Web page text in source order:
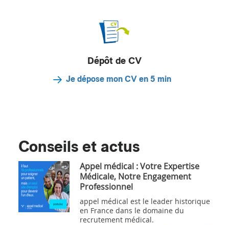
Dépôt de CV
Je dépose mon CV en 5 min
Conseils et actus
Appel médical : Votre Expertise
Médicale, Notre Engagement
Professionnel
appel médical est le leader historique
en France dans le domaine du
recrutement médical.